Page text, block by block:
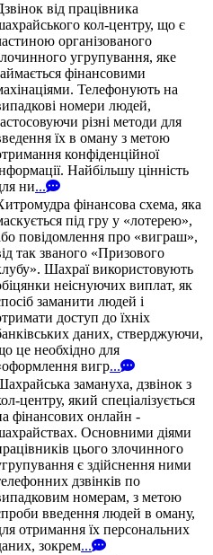
від працівника
кол-центру, що є
організованого
угрупування, яке
фінансовими
Телефонують на
номери людей,
різні методи для
їх в оману з метою
конфіденційної
Найбільшу цінність
ни...
фінансова схема, яка
під гру у «лотерею»,
повідомлення про «виграш»,
так званого «Призового
Шахраї використовують
неіснуючих виплат, як
заманити людей і
доступ до їхніх
даних, стверджуючи,
це необхідно для
вигр...
замануха, дзвінок з
центру, який спеціалізується
фінансових онлайн -
Основними діями
цього злочинного
є здійснення ними
дзвінків по
номерам, з метою
введення людей в оману,
отримання їх персональних
зокрем...